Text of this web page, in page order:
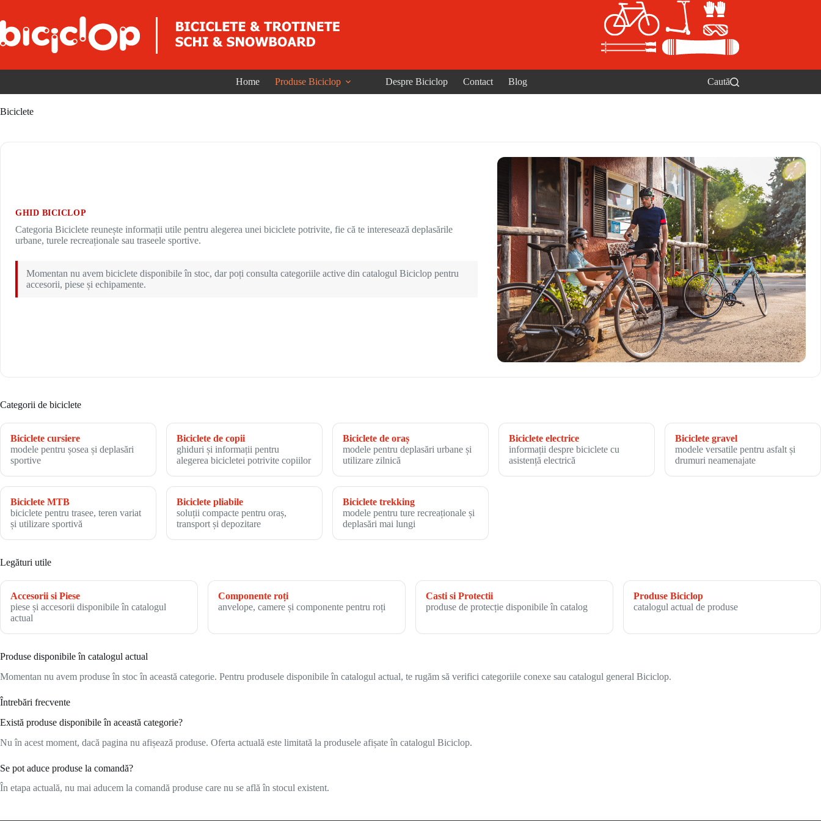
Home Produse Biciclop Despre Biciclop Contact Blog Caută
Biciclete
GHID BICICLOP
Categoria Biciclete reunește informații utile pentru alegerea unei biciclete potrivite, fie că te interesează deplasările
urbane, turele recreaționale sau traseele sportive.
Momentan nu avem biciclete disponibile în stoc, dar poți consulta categoriile active din catalogul Biciclop pentru
accesorii, piese și echipamente.
Categorii de biciclete
Biciclete cursiere
modele pentru șosea și deplasări
sportive
Biciclete de copii
ghiduri și informații pentru
alegerea bicicletei potrivite copiilor
Biciclete de oraș
modele pentru deplasări urbane și
utilizare zilnică
Biciclete electrice
informații despre biciclete cu
asistență electrică
Biciclete gravel
modele versatile pentru asfalt și
drumuri neamenajate
Biciclete MTB
biciclete pentru trasee, teren variat
și utilizare sportivă
Biciclete pliabile
soluții compacte pentru oraș,
transport și depozitare
Biciclete trekking
modele pentru ture recreaționale și
deplasări mai lungi
Legături utile
Accesorii si Piese
piese și accesorii disponibile în catalogul
actual
Componente roți
anvelope, camere și componente pentru roți
Casti si Protectii
produse de protecție disponibile în catalog
Produse Biciclop
catalogul actual de produse
Produse disponibile în catalogul actual
Momentan nu avem produse în stoc în această categorie. Pentru produsele disponibile în catalogul actual, te rugăm să verifici categoriile conexe sau catalogul general Biciclop.
Întrebări frecvente
Există produse disponibile în această categorie?
Nu în acest moment, dacă pagina nu afișează produse. Oferta actuală este limitată la produsele afișate în catalogul Biciclop.
Se pot aduce produse la comandă?
În etapa actuală, nu mai aducem la comandă produse care nu se află în stocul existent.